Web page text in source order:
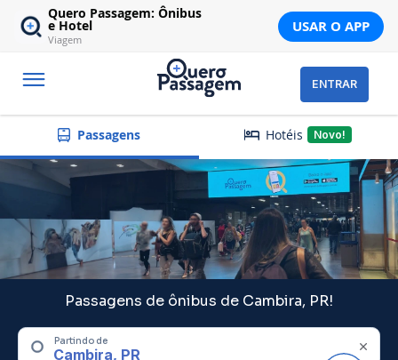
Quero Passagem: Ônibus
e Hotel
Viagem
USAR O APP
ENTRAR
Passagens Hotéis Novo!
Passagens de ônibus de Cambira, PR!
Partindo de